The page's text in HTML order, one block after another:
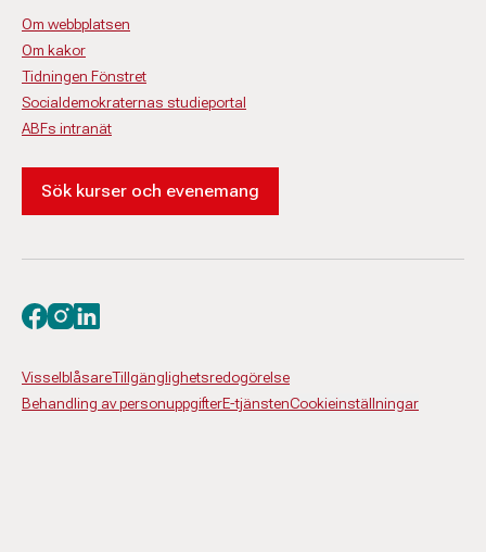
Om webbplatsen
Om kakor
Tidningen Fönstret
Socialdemokraternas studieportal
ABFs intranät
Sök kurser och evenemang
VisselblåsareTillgänglighetsredogörelse
Behandling av personuppgifterE-tjänstenCookieinställningar
Besök oss på facebook
Besök oss på instagram
Besök oss på linkedin